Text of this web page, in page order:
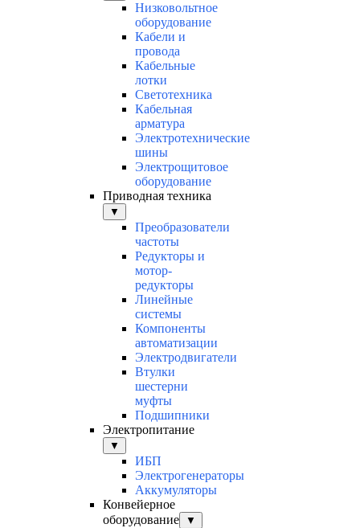
Низковольтное
оборудование
Кабели и
провода
Кабельные
лотки
Светотехника
Кабельная
арматура
Электротехнические
шины
Электрощитовое
оборудование
Приводная техника
▼
Преобразователи
частоты
Редукторы и
мотор-
редукторы
Линейные
системы
Компоненты
автоматизации
Электродвигатели
Втулки
шестерни
муфты
Подшипники
Электропитание
▼
ИБП
Электрогенераторы
Аккумуляторы
Конвейерное
оборудование
▼